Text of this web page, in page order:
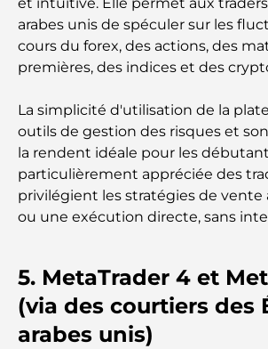
Hôpital du DIFC : des soins
mondiale à Dubaï
Beyond Price
Salles de sport au DIFC : quand
rencontre le style de vie
Plateformes de trading aux
un guide pour les investisseurs
Family Beach Club Dubai : Là où
détente se rencontrent
Les meilleures écoles IB à Dubaï
arabes unis de spéculer sur les
cours du forex, des actions, des
premières, des indices et des
La simplicité d'utilisation de la
outils de gestion des risques et
la rendent idéale pour les
particulièrement appréciée des
privilégient les stratégies de vente
ou une exécution directe, sans
5. MetaTrader 4 et
(via des courtiers des
arabes unis)